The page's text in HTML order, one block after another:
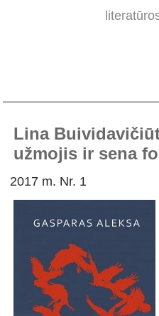
Lina
užmojis ir sena
2017 m. Nr. 1